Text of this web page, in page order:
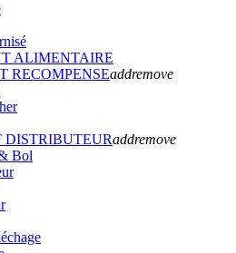
ALIMENTAIRE
RECOMPENSEaddremove
addremove
Bol